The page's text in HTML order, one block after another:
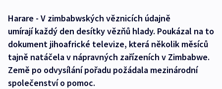
Harare - V zimbabwských věznicích údajně
umírají každý den desítky vězňů hlady. Poukázal na to
dokument jihoafrické televize, která několik měsíců
tajně natáčela v nápravných zařízeních v Zimbabwe.
Země po odvysílání pořadu požádala mezinárodní
společenství o pomoc.